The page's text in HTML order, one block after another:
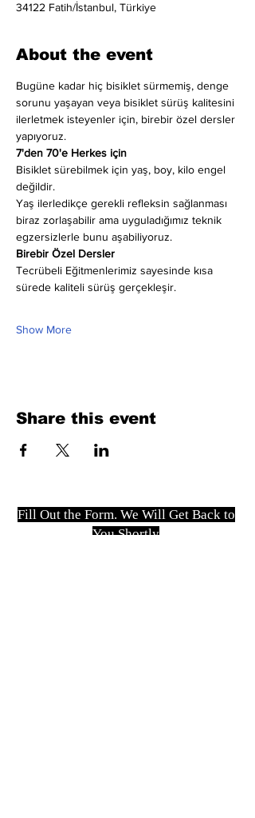
34122 Fatih/İstanbul, Türkiye
About the event
Bugüne kadar hiç bisiklet sürmemiş, denge
sorunu yaşayan veya bisiklet sürüş kalitesini
ilerletmek isteyenler için, birebir özel dersler
yapıyoruz.
7'den 70'e Herkes için
Bisiklet sürebilmek için yaş, boy, kilo engel
değildir.
Yaş ilerledikçe gerekli refleksin sağlanması
biraz zorlaşabilir ama uyguladığımız teknik
egzersizlerle bunu aşabiliyoruz.
Birebir Özel Dersler
Tecrübeli Eğitmenlerimiz sayesinde kısa
sürede kaliteli sürüş gerçekleşir.
Show More
Share this event
Fill Out the Form. We Will Get Back to
You Shortly